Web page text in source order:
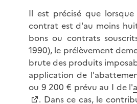
Il est précisé que
contrat est d'au moins
bons ou contrats
1990), le prélèvement
brute des produits
application de
ou 9 200 € prévu au I de l'
. Dans ce cas, le